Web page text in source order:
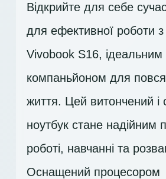
Відкрийте для себе
для ефективної роботи
Vivobook S16, ідеальним
компаньйоном для
життя. Цей витончений і
ноутбук стане надійним
роботі, навчанні та
Оснащений процесором